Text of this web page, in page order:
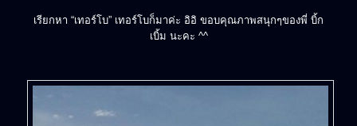
เรียกหา “เทอร์โบ” เทอร์โบก็มาค่ะ อิอิ ขอบคุณภาพสนุกๆของพี่ บิ้ก
เบิ้ม นะคะ ^^